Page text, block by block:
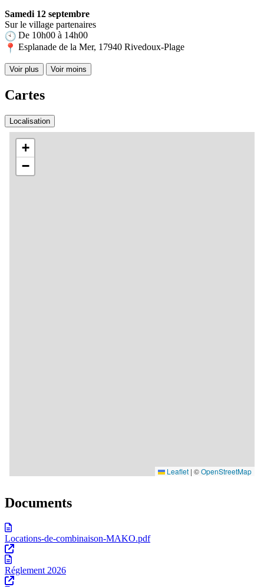
Samedi 12 septembre
Sur le village partenaires
De 10h00 à 14h00
Esplanade de la Mer, 17940 Rivedoux-Plage
Voir plus Voir moins
Cartes
Localisation
Documents
Locations-de-combinaison-MAKO.pdf
Réglement 2026